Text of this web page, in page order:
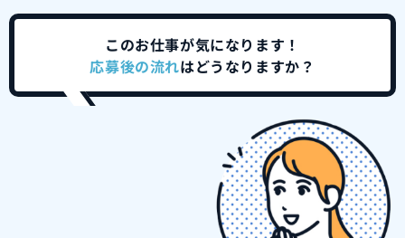
このお仕事が気になります！
応募後の流れはどうなりますか？